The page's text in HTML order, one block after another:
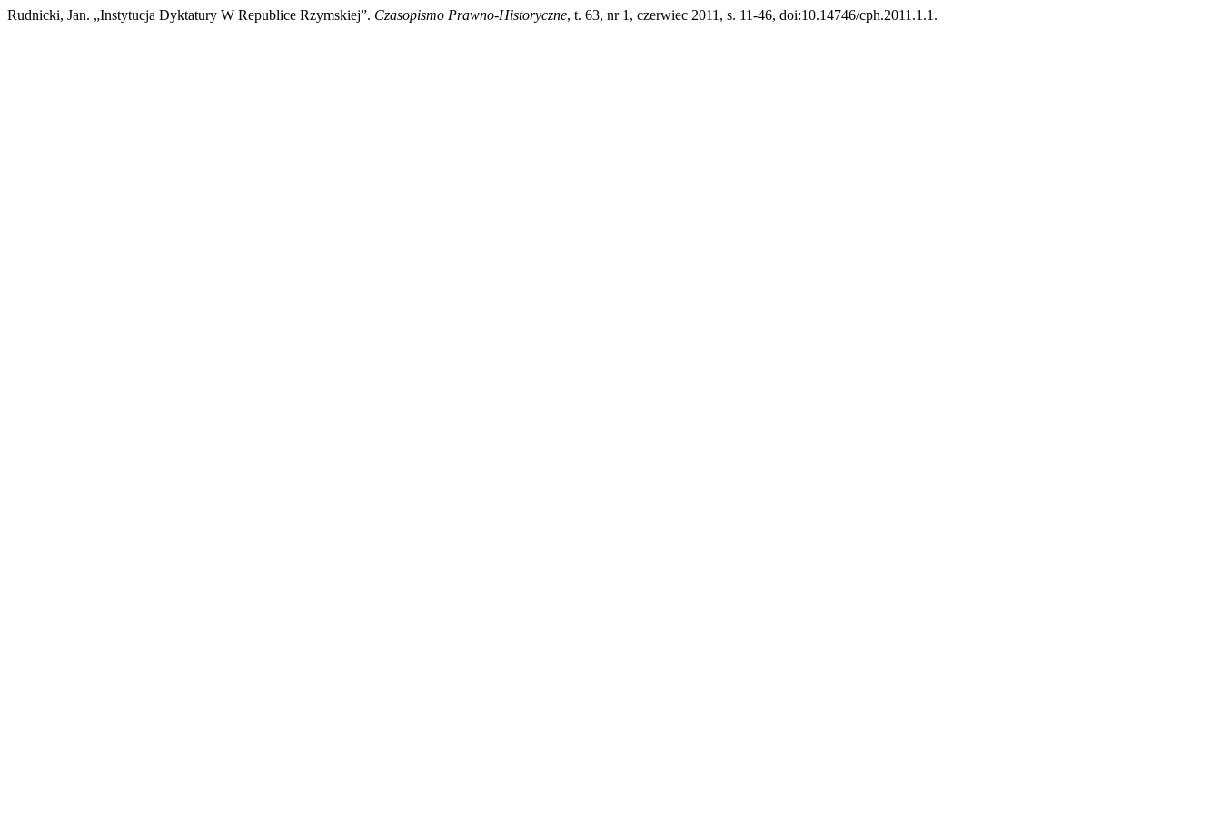
Rudnicki, Jan. „Instytucja Dyktatury W Republice Rzymskiej”. Czasopismo Prawno-Historyczne, t. 63, nr 1, czerwiec 2011, s. 11-46, doi:10.14746/cph.2011.1.1.